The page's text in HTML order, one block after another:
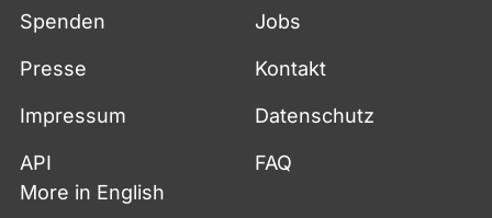
Spenden Jobs
Presse Kontakt
Impressum Datenschutz
API
FAQ
More in English